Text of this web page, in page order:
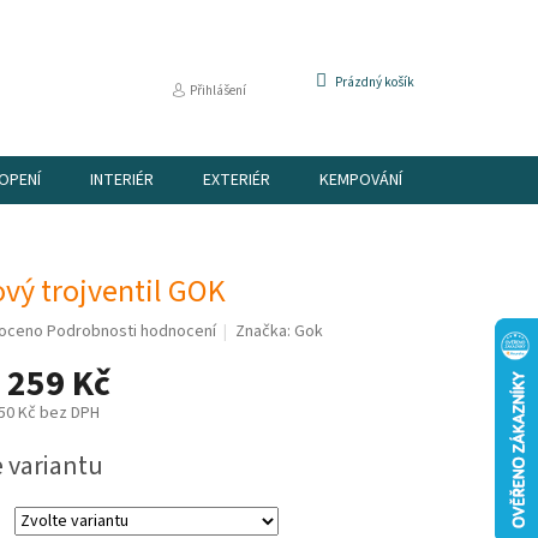
Přihlášení
NÁKUPNÍ
Prázdný košík
INTERIÉR EXTERIÉR KEMPOVÁNÍ
trojventil GOK
Podrobnosti hodnocení Značka: Gok
259 Kč
Kč bez DPH
variantu